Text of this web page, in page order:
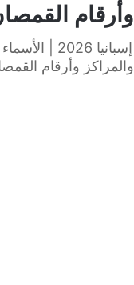
وأرقام
لاعبين منتخب
والمراكز وأرقام